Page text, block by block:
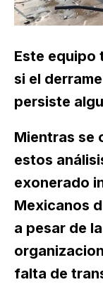
Este equipo
si el
persiste
Mientras se
estos
exonerado
Mexicanos
a pesar de
falta de